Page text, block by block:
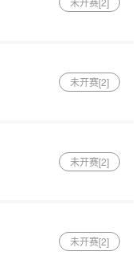
未开赛[2]
未开赛[2]
未开赛[2]